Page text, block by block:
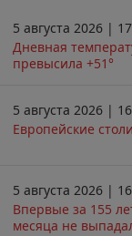
5 августа 2026 |
Дневная
превысила +51°
5 августа 2026 |
Европейские
5 августа 2026 |
Впервые за 155
месяца не